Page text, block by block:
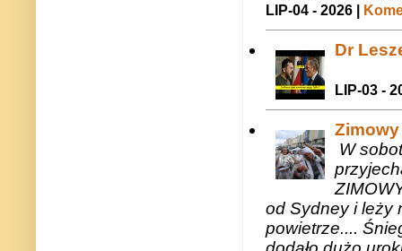
LIP-04 - 2026 |
Dr
LIP-03 -
W
od Sydney i leży
powietrze....